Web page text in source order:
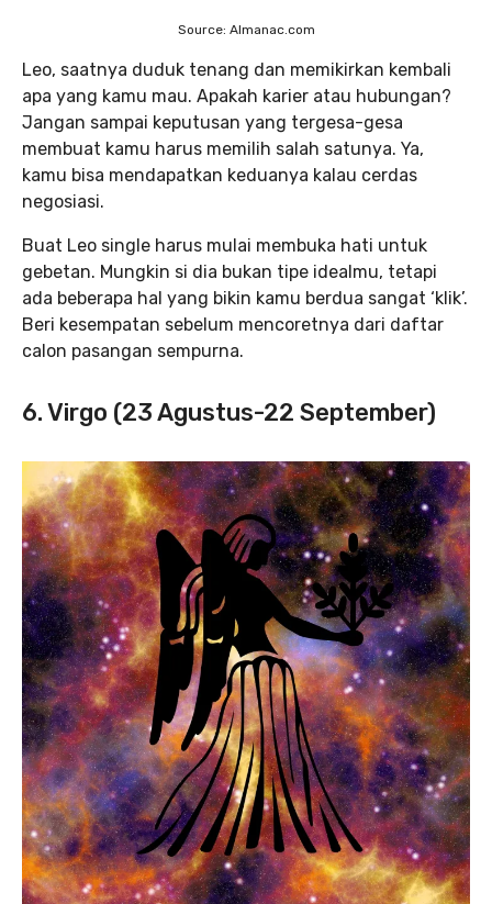
Source: Almanac.com
Leo, saatnya duduk tenang dan memikirkan kembali
apa yang kamu mau. Apakah karier atau hubungan?
Jangan sampai keputusan yang tergesa-gesa
membuat kamu harus memilih salah satunya. Ya,
kamu bisa mendapatkan keduanya kalau cerdas
negosiasi.
Buat Leo single harus mulai membuka hati untuk
gebetan. Mungkin si dia bukan tipe idealmu, tetapi
ada beberapa hal yang bikin kamu berdua sangat ‘klik’.
Beri kesempatan sebelum mencoretnya dari daftar
calon pasangan sempurna.
6. Virgo (23 Agustus-22 September)